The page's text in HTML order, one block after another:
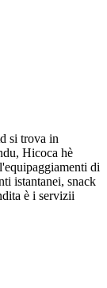
si trova in
Hicoca hè
di
istantanei, snack
è i servizii